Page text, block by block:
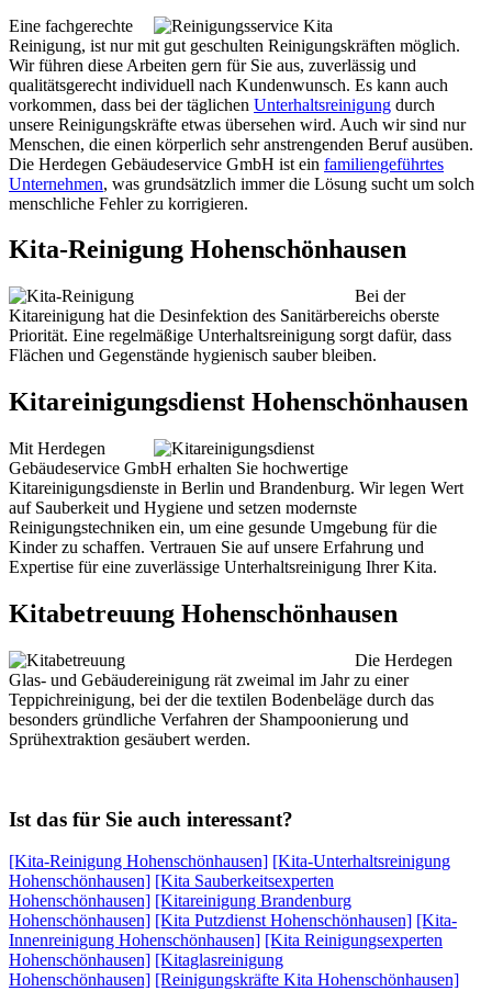
Eine fachgerechte
Reinigung, ist nur mit gut geschulten Reinigungskräften möglich.
Wir führen diese Arbeiten gern für Sie aus, zuverlässig und
qualitätsgerecht individuell nach Kundenwunsch. Es kann auch
vorkommen, dass bei der täglichen Unterhaltsreinigung durch
unsere Reinigungskräfte etwas übersehen wird. Auch wir sind nur
Menschen, die einen körperlich sehr anstrengenden Beruf ausüben.
Die Herdegen Gebäudeservice GmbH ist ein familiengeführtes
Unternehmen, was grundsätzlich immer die Lösung sucht um solch
menschliche Fehler zu korrigieren.
Kita-Reinigung Hohenschönhausen
Bei der
Kitareinigung hat die Desinfektion des Sanitärbereichs oberste
Priorität. Eine regelmäßige Unterhaltsreinigung sorgt dafür, dass
Flächen und Gegenstände hygienisch sauber bleiben.
Kitareinigungsdienst Hohenschönhausen
Mit Herdegen
Gebäudeservice GmbH erhalten Sie hochwertige
Kitareinigungsdienste in Berlin und Brandenburg. Wir legen Wert
auf Sauberkeit und Hygiene und setzen modernste
Reinigungstechniken ein, um eine gesunde Umgebung für die
Kinder zu schaffen. Vertrauen Sie auf unsere Erfahrung und
Expertise für eine zuverlässige Unterhaltsreinigung Ihrer Kita.
Kitabetreuung Hohenschönhausen
Die Herdegen
Glas- und Gebäudereinigung rät zweimal im Jahr zu einer
Teppichreinigung, bei der die textilen Bodenbeläge durch das
besonders gründliche Verfahren der Shampoonierung und
Sprühextraktion gesäubert werden.
Ist das für Sie auch interessant?
[Kita-Reinigung Hohenschönhausen] [Kita-Unterhaltsreinigung
Hohenschönhausen] [Kita Sauberkeitsexperten
Hohenschönhausen] [Kitareinigung Brandenburg
Hohenschönhausen] [Kita Putzdienst Hohenschönhausen] [Kita-
Innenreinigung Hohenschönhausen] [Kita Reinigungsexperten
Hohenschönhausen] [Kitaglasreinigung
Hohenschönhausen] [Reinigungskräfte Kita Hohenschönhausen]